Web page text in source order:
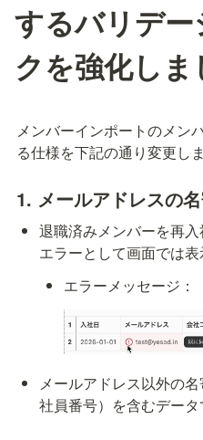
するバリデ
クを強化しま
メンバーインポートのメン
る仕様を下記の通り変更しま
1. メールアドレスの
退職済みメンバーを再
エラーとして画面では
エラーメッセージ：
メールアドレス以外の
社員番号）を含むデー